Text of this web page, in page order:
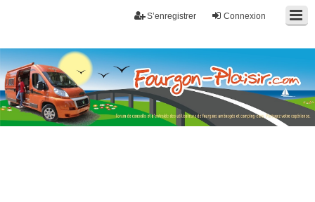
Connexion
S’enregistrer
Fourgon-plaisir.com
Forum de conseils et d'entraide des utilisateurs de fourgons, fourgons
aménagés, vans et de camping-car. Partagez votre expérience.